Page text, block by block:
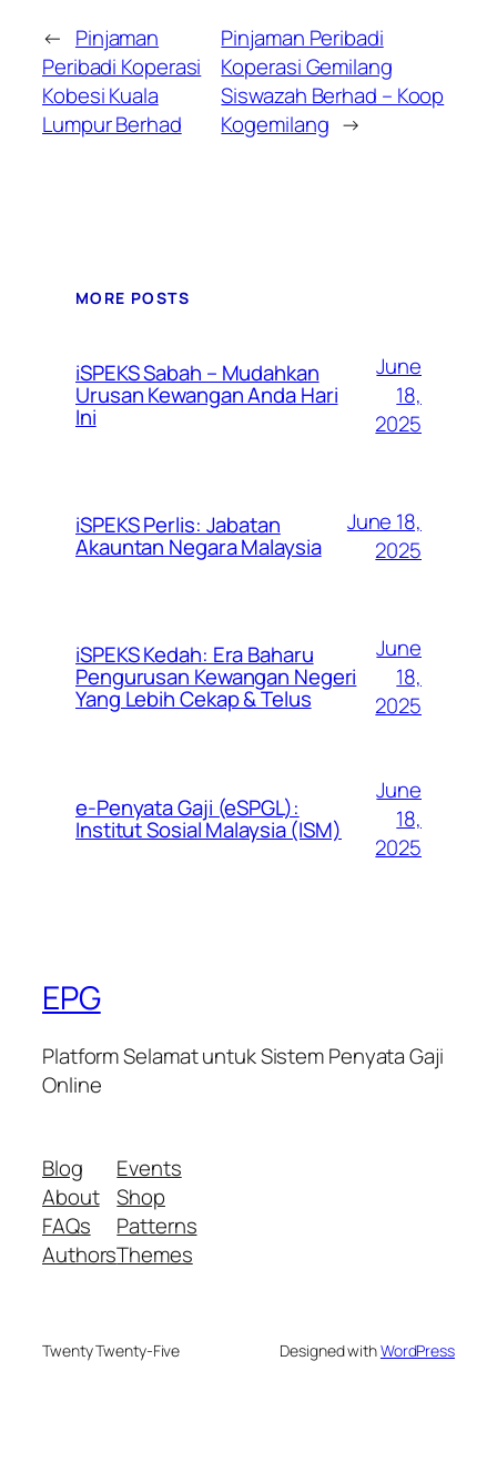
← Pinjaman
Peribadi Koperasi
Kobesi Kuala
Lumpur Berhad
Pinjaman Peribadi
Koperasi Gemilang
Siswazah Berhad – Koop
Kogemilang →
MORE POSTS
iSPEKS Sabah – Mudahkan
Urusan Kewangan Anda Hari
Ini
June
18,
2025
iSPEKS Perlis: Jabatan
Akauntan Negara Malaysia
June 18,
2025
iSPEKS Kedah: Era Baharu
Pengurusan Kewangan Negeri
Yang Lebih Cekap & Telus
June
18,
2025
e-Penyata Gaji (eSPGL):
Institut Sosial Malaysia (ISM)
June
18,
2025
EPG
Platform Selamat untuk Sistem Penyata Gaji
Online
Blog
About
FAQs
Authors
Events
Shop
Patterns
Themes
Twenty Twenty-Five Designed withWordPress